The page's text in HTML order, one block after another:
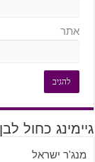
אתר
גיימינג כחול לבן
מנג'ר ישראל